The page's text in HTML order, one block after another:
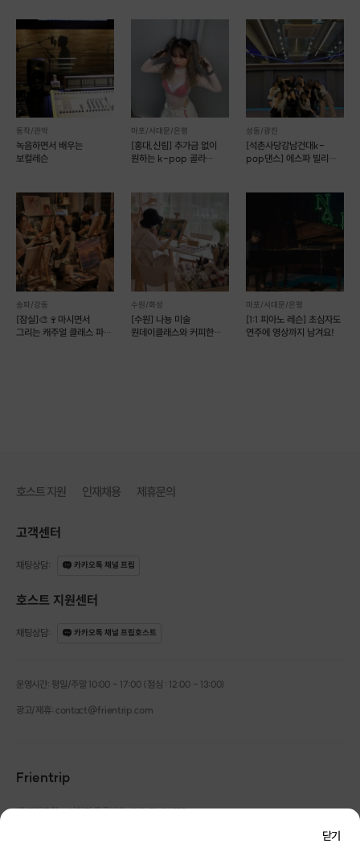
닫기
에디터의 리뷰
스트에게 배우니 그림에 친숙해질 수 있을 것 같아요."
ㅣ 이런 점이 좋아요
·처음 그리는 분들도 잘 따라올 수 있게 1:1 지도를 해드려요
·재료와 다과를 제공해드려요
·준비물 없이 편하게 그림 그리러 오세요
동작/관악
녹음하면서 배우는
보컬레슨
마포/서대문/은평
[홍대,신림] 추가금 없이
원하는 k-pop 골라
성동/광진
[석촌사당강남건대k-
pop댄스] 에스파 빌리
송파/강동
[잠실]🎨🍷마시면서
그리는 캐주얼 클래스 파티
수원/화성
[수원] 나뇽 미술
원데이클래스와 커피한잔
마포/서대문/은평
[1:1 피아노 레슨] 초심자도
연주에 영상까지 남겨요!
호스트 지원 인재채용 제휴문의
고객센터
채팅상담: 카카오톡 채널 프립
호스트 지원센터
채팅상담: 카카오톡 채널 프립호스트
운영시간: 평일/주말 10:00 - 17:00 (점심 : 12:00 - 13:00)
광고/제휴: contact@frientrip.com
Frientrip
㈜프렌트립 | 사업자 등록번호 : 261-81-04385